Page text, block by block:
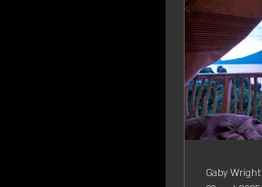
Gaby Wright